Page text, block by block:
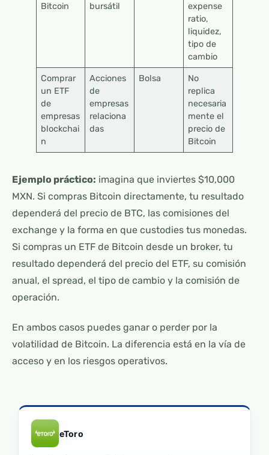
Bitcoin
bursátil
expense
ratio,
liquidez,
tipo de
cambio
Comprar
un ETF
de
empresas
blockchai
n
Acciones
de
empresas
relaciona
das
Bolsa
No
replica
necesaria
mente el
precio de
Bitcoin
Ejemplo práctico: imagina que inviertes $10,000
MXN. Si compras Bitcoin directamente, tu resultado
dependerá del precio de BTC, las comisiones del
exchange y la forma en que custodies tus monedas.
Si compras un ETF de Bitcoin desde un broker, tu
resultado dependerá del precio del ETF, su comisión
anual, el spread, el tipo de cambio y la comisión de
operación.
En ambos casos puedes ganar o perder por la
volatilidad de Bitcoin. La diferencia está en la vía de
acceso y en los riesgos operativos.
eToro